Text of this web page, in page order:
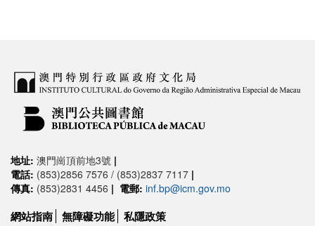
地址: 澳門崗頂前地3號 |
電話: (853)2856 7576 / (853)2837 7117 |
傳真: (853)2831 4456 | 電郵: inf.bp@icm.gov.mo
網站指南 無障礙功能 私隱政策